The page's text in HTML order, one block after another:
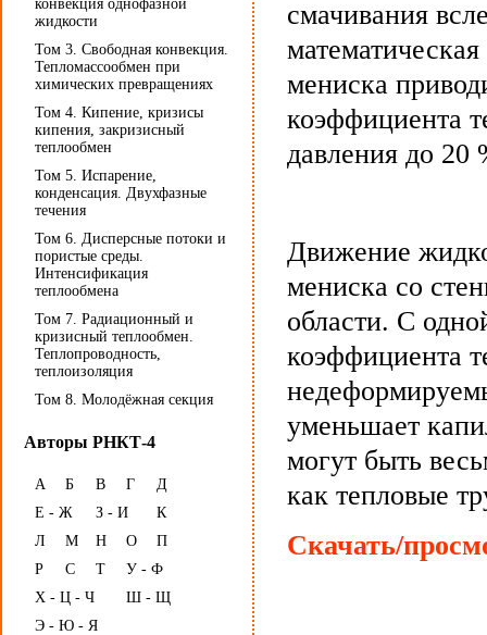
конвекция однофазной
жидкости
Том 3. Свободная конвекция.
Тепломассообмен при
химических превращениях
Том 4. Кипение, кризисы
кипения, закризисный
теплообмен
Том 5. Испарение,
конденсация. Двухфазные
течения
Том 6. Дисперсные потоки и
пористые среды.
Интенсификация
теплообмена
Том 7. Радиационный и
кризисный теплообмен.
Теплопроводность,
теплоизоляция
Том 8. Молодёжная секция
Авторы РНКТ-4
А Б В Г
Д
Е - Ж
З - И
К
Л
М Н О
П
Р
С Т
У - Ф
Х - Ц - Ч
Ш - Щ
Э - Ю - Я
смачивания
мениска
коэффициента
давления до 20
Движение
мениска со
области. С
коэффициента
уменьшает
могут быть
как тепловые
Скачать/